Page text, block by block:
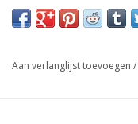
Aan verlanglijst toevoegen /